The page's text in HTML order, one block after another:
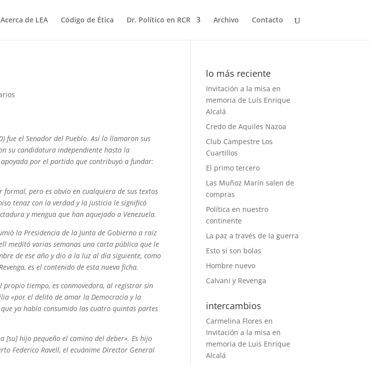
Acerca de LEA Código de Ética Dr. Político en RCR Archivo Contacto
fue el Senador del Pueblo. Así lo llamaron sus
su candidatura independiente hasta la
por el partido que contribuyó a fundar:
formal, pero es obvio en cualquiera de sus textos
tenaz con la verdad y la justicia le significó
y mengua que han aquejado a Venezuela.
la Presidencia de la Junta de Gobierno a raíz
meditó varias semanas una carta pública que le
de ese año y dio a la luz al día siguiente, como
es el contenido de esta nueva ficha.
tiempo, es conmovedora, al registrar sin
«por el delito de amar la Democracia y la
ya había consumido las cuatro quintas partes
[su] hijo pequeño el camino del deber». Es hijo
Federico Ravell,el ecuánime Director General
lo más reciente
Invitación a la misa en
memoria de Luis Enrique
Alcalá
Credo de Aquiles Nazoa
Club Campestre Los
Cuartillos
El primo tercero
Las Muñoz Marín salen de
compras
Política en nuestro
continente
La paz a través de la guerra
Esto sí son bolas
Hombre nuevo
Calvani y Revenga
intercambios
Carmelina Flores en
Invitación a la misa en
memoria de Luis Enrique
Alcalá